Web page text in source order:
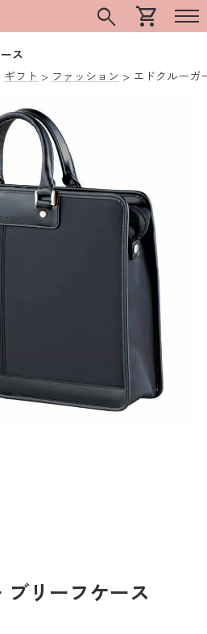
search shopping_cart
ス
ギフト ファッション エドクルーガ
ブリーフケース